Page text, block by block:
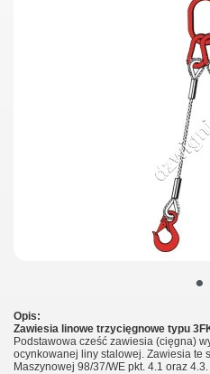
•
Opis:
Zawiesia linowe trzycięgnowe typu
Podstawowa cześć zawiesia (cięgna)
ocynkowanej liny stalowej. Zawiesia te
Maszynowej 98/37/WE pkt. 4.1 oraz 4.3.